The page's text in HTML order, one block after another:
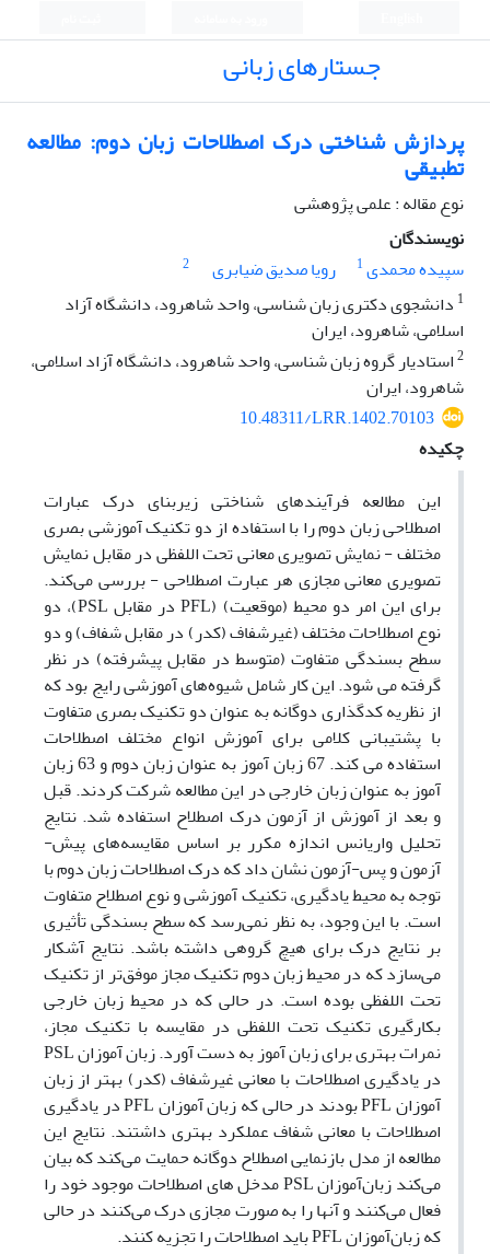
جستارهای زبانی
پردازش شناختی درک اصطلاحات زبان دوم: مطالعه
تطبیقی
نوع مقاله : علمی پژوهشی
نویسندگان
سپیده محمدی1 رویا صدیق ضیابری
2
1 دانشجوی دکتری زبان شناسی، واحد شاهرود، دانشگاه آزاد
اسلامی، شاهرود، ایران
2استادیار گروه زبان شناسی، واحد شاهرود، دانشگاه آزاد اسلامی،
شاهرود، ایران
10.48311/LRR.1402.70103
چکیده
این مطالعه فرآیندهای شناختی زیربنای درک عبارات
اصطلاحی زبان دوم را با استفاده از دو تکنیک آموزشی بصری
مختلف - نمایش تصویری معانی تحت اللفظی در مقابل نمایش
تصویری معانی مجازی هر عبارت اصطلاحی - بررسی می‌کند.
برای این امر دو محیط (موقعیت) (PFL در مقابل PSL)، دو
نوع اصطلاحات مختلف (غیرشفاف (کدر) در مقابل شفاف) و دو
سطح بسندگی متفاوت (متوسط در مقابل پیشرفته) در نظر
گرفته می شود. این کار شامل شیوه‌های آموزشی رایج بود که
از نظریه کدگذاری دوگانه به عنوان دو تکنیک بصری متفاوت
با پشتیبانی کلامی برای آموزش انواع مختلف اصطلاحات
استفاده می کند. 67 زبان آموز به عنوان زبان دوم و 63 زبان
آموز به عنوان زبان خارجی در این مطالعه شرکت کردند. قبل
و بعد از آموزش از آزمون درک اصطلاح استفاده شد. نتایج
تحلیل واریانس اندازه مکرر بر اساس مقایسه‌های پیش-
آزمون و پس-آزمون نشان داد که درک اصطلاحات زبان دوم با
توجه به محیط یادگیری، تکنیک آموزشی و نوع اصطلاح متفاوت
است. با این وجود، به نظر نمی‌رسد که سطح بسندگی تأثیری
بر نتایج درک برای هیچ گروهی داشته باشد. نتایج آشکار
می‌سازد که در محیط زبان دوم تکنیک مجاز موفق‌تر از تکنیک
تحت اللفظی بوده است. در حالی که در محیط زبان خارجی
بکارگیری تکنیک تحت اللفظی در مقایسه با تکنیک مجاز،
نمرات بهتری برای زبان آموز به دست آورد. زبان آموزان PSL
در یادگیری اصطلاحات با معانی غیرشفاف (کدر) بهتر از زبان
آموزان PFL بودند در حالی که زبان آموزان PFL در یادگیری
اصطلاحات با معانی شفاف عملکرد بهتری داشتند. نتایج این
مطالعه از مدل بازنمایی اصطلاح دوگانه حمایت می‌کند که بیان
می‌کند زبان‌آموزان PSL مدخل های اصطلاحات موجود خود را
فعال می‌کنند و آنها را به صورت مجازی درک می‌کنند در حالی
که زبان‌آموزان PFL باید اصطلاحات را تجزیه کنند.